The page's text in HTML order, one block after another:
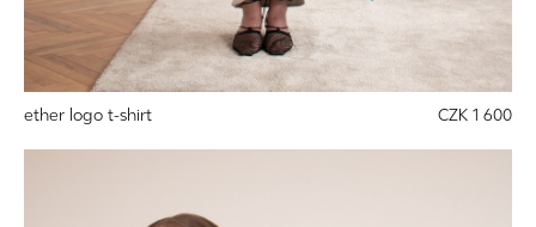
ether logo t-shirt CZK 1 600